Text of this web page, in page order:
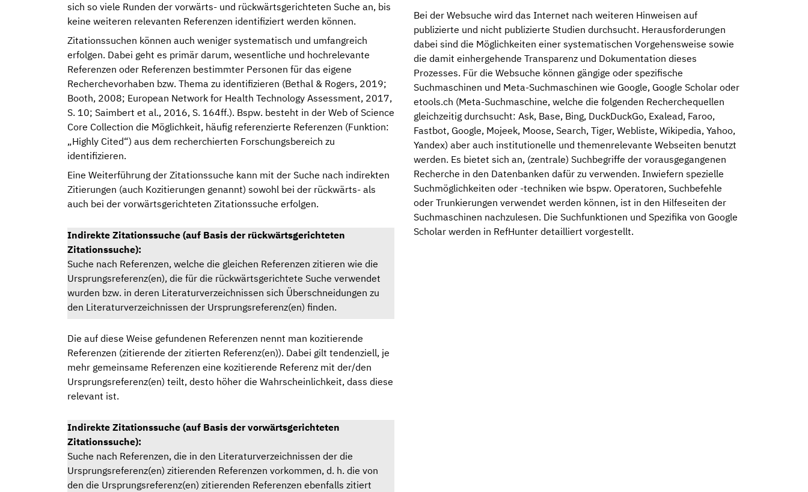
sich so viele Runden der vorwärts- und rückwärtsgerichteten Suche an, bis
keine weiteren relevanten Referenzen identifiziert werden können.
Zitationssuchen können auch weniger systematisch und umfangreich
erfolgen. Dabei geht es primär darum, wesentliche und hochrelevante
Referenzen oder Referenzen bestimmter Personen für das eigene
Recherchevorhaben bzw. Thema zu identifizieren (Bethal & Rogers, 2019;
Booth, 2008; European Network for Health Technology Assessment, 2017,
S. 10; Saimbert et al., 2016, S. 164ff.). Bspw. besteht in der Web of Science
Core Collection die Möglichkeit, häufig referenzierte Referenzen (Funktion:
„Highly Cited“) aus dem recherchierten Forschungsbereich zu
identifizieren.
Eine Weiterführung der Zitationssuche kann mit der Suche nach indirekten
Zitierungen (auch Kozitierungen genannt) sowohl bei der rückwärts- als
auch bei der vorwärtsgerichteten Zitationssuche erfolgen.
Indirekte Zitationssuche (auf Basis der rückwärtsgerichteten
Zitationssuche):
Suche nach Referenzen, welche die gleichen Referenzen zitieren wie die
Ursprungsreferenz(en), die für die rückwärtsgerichtete Suche verwendet
wurden bzw. in deren Literaturverzeichnissen sich Überschneidungen zu
den Literaturverzeichnissen der Ursprungsreferenz(en) finden.
Die auf diese Weise gefundenen Referenzen nennt man kozitierende
Referenzen (zitierende der zitierten Referenz(en)). Dabei gilt tendenziell, je
mehr gemeinsame Referenzen eine kozitierende Referenz mit der/den
Ursprungsreferenz(en) teilt, desto höher die Wahrscheinlichkeit, dass diese
relevant ist.
Indirekte Zitationssuche (auf Basis der vorwärtsgerichteten
Zitationssuche):
Suche nach Referenzen, die in den Literaturverzeichnissen der die
Ursprungsreferenz(en) zitierenden Referenzen vorkommen, d. h. die von
den die Ursprungsreferenz(en) zitierenden Referenzen ebenfalls zitiert
Bei der Websuche wird das Internet nach weiteren Hinweisen auf
publizierte und nicht publizierte Studien durchsucht. Herausforderungen
dabei sind die Möglichkeiten einer systematischen Vorgehensweise sowie
die damit einhergehende Transparenz und Dokumentation dieses
Prozesses. Für die Websuche können gängige oder spezifische
Suchmaschinen und Meta-Suchmaschinen wie Google, Google Scholar oder
etools.ch (Meta-Suchmaschine, welche die folgenden Recherchequellen
gleichzeitig durchsucht: Ask, Base, Bing, DuckDuckGo, Exalead, Faroo,
Fastbot, Google, Mojeek, Moose, Search, Tiger, Webliste, Wikipedia, Yahoo,
Yandex) aber auch institutionelle und themenrelevante Webseiten benutzt
werden. Es bietet sich an, (zentrale) Suchbegriffe der vorausgegangenen
Recherche in den Datenbanken dafür zu verwenden. Inwiefern spezielle
Suchmöglichkeiten oder -techniken wie bspw. Operatoren, Suchbefehle
oder Trunkierungen verwendet werden können, ist in den Hilfeseiten der
Suchmaschinen nachzulesen. Die Suchfunktionen und Spezifika von Google
Scholar werden in RefHunter detailliert vorgestellt.